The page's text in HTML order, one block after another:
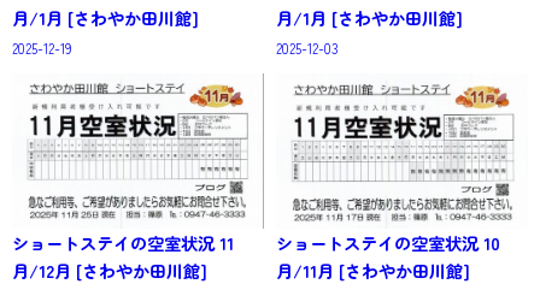
月/1月 [さわやか田川館]
2025-12-19
月/1月 [さわやか田川館]
2025-12-03
ショートステイの空室状況 11
月/12月 [さわやか田川館]
ショートステイの空室状況 10
月/11月 [さわやか田川館]